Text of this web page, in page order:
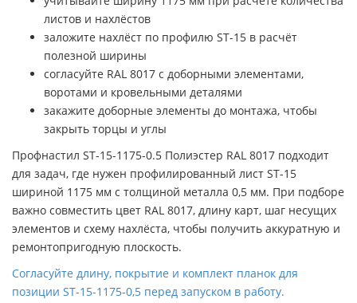
листов и нахлёстов
заложите нахлёст по профилю ST-15 в расчёт
полезной ширины
согласуйте RAL 8017 с доборными элементами,
воротами и кровельными деталями
закажите доборные элементы до монтажа, чтобы
закрыть торцы и углы
Профнастил ST-15-1175-0.5 Полиэстер RAL 8017 подходит
для задач, где нужен профилированный лист ST-15
шириной 1175 мм с толщиной металла 0,5 мм. При подборе
важно совместить цвет RAL 8017, длину карт, шаг несущих
элементов и схему нахлёста, чтобы получить аккуратную и
ремонтопригодную плоскость.
Согласуйте длину, покрытие и комплект планок для
позиции ST-15-1175-0,5 перед запуском в работу.